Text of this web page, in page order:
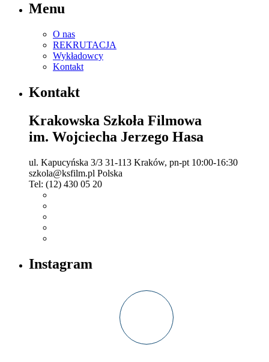
Menu
O nas
REKRUTACJA
Wykładowcy
Kontakt
Kontakt
Krakowska Szkoła Filmowa
im. Wojciecha Jerzego Hasa
ul. Kapucyńska 3/3 31-113 Kraków, pn-pt 10:00-16:30
szkola@ksfilm.pl Polska
Tel: (12) 430 05 20
Instagram